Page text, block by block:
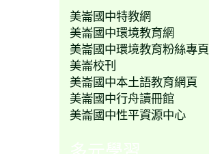
美崙國中特教網
美崙國中環境教育網
美崙國中環境教育粉絲專頁
美崙校刊
美崙國中本土語教育網頁
美崙國中行舟讀冊館
美崙國中性平資源中心